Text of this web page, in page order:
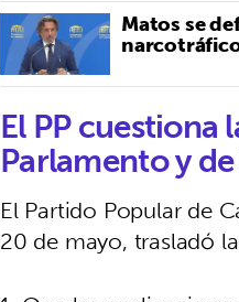
Matos se
El PP cuestiona
Parlamento y
El Partido Popular de
20 de mayo, trasladó